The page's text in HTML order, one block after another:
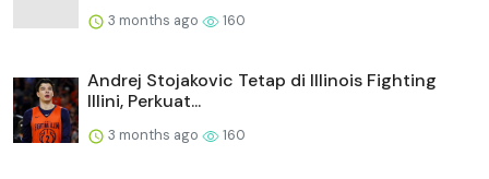
3 months ago 160
Andrej Stojakovic Tetap di Illinois Fighting
Illini, Perkuat...
3 months ago 160